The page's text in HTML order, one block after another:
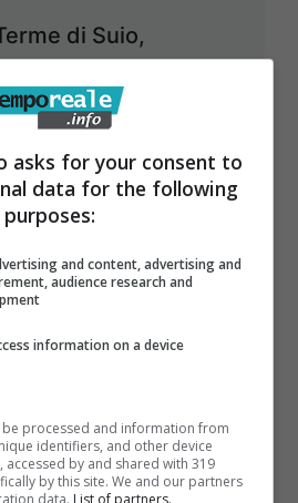
di Suio,
contrasto
15 Maggio 2020
asks for your consent to
data for the following
purposes:
and content, advertising and
audience research and
information on a device
processed and information from
identifiers, and other device
by and shared with 319
by this site. We and our partners
data. List of partners.